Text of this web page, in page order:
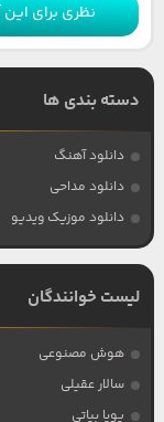
نظری برای
دسته بندی ها
دانلود آهنگ
دانلود مداحی
دانلود موزیک ویدیو
لیست خوانندگان
هوش مصنوعی
سالار عقیلی
پویا بیاتی